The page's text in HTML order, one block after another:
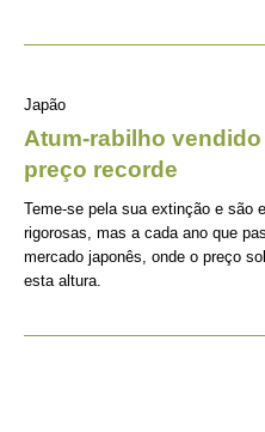
Japão
Atum-rabilho
preço recorde
Teme-se pela sua extinção e são
rigorosas, mas a cada ano que
mercado japonês, onde o preço
esta altura.